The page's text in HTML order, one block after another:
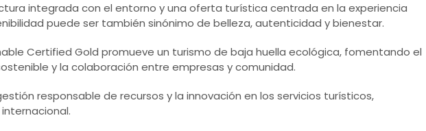
integrada con el entorno y una oferta turística centrada en la experiencia
puede ser también sinónimo de belleza, autenticidad y bienestar.
Certified Gold promueve un turismo de baja huella ecológica, fomentando el
y la colaboración entre empresas y comunidad.
responsable de recursos y la innovación en los servicios turísticos,